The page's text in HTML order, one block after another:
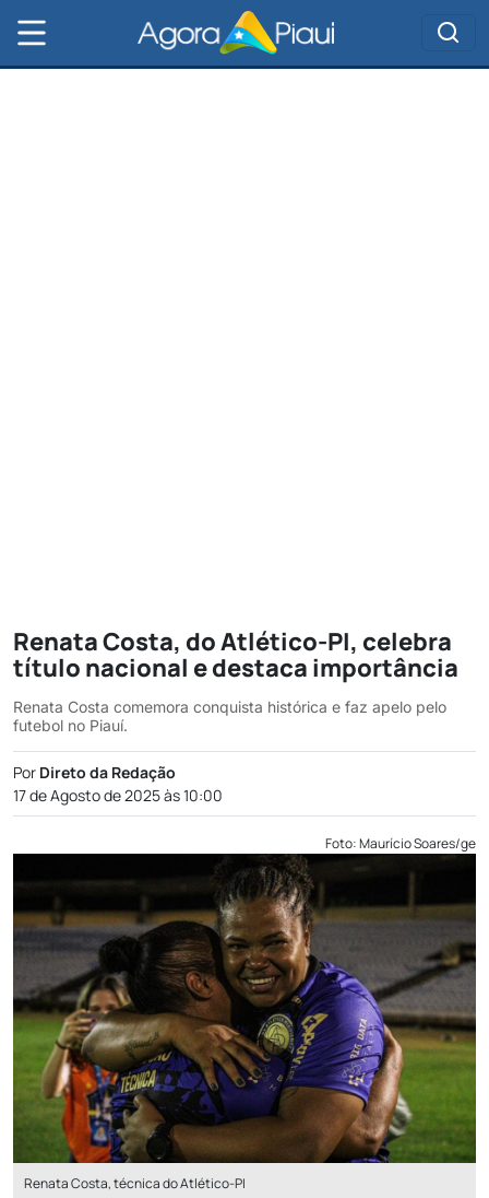
Renata Costa, do Atlético-PI, celebra
título nacional e destaca importância
Renata Costa comemora conquista histórica e faz apelo pelo
futebol no Piauí.
Por Direto da Redação
17 de Agosto de 2025 às 10:00
Foto: Maurício Soares/ge
Renata Costa, técnica do Atlético-PI